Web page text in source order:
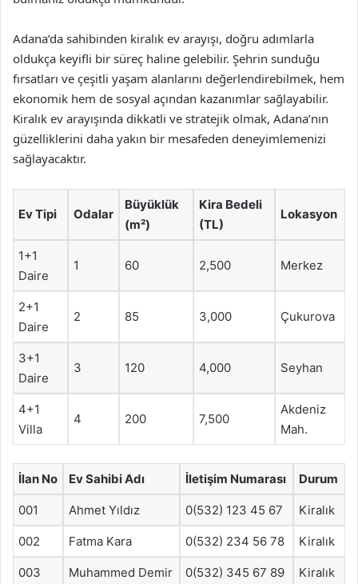
Adana’da sahibinden kiralık ev arayışı, doğru adımlarla
oldukça keyifli bir süreç haline gelebilir. Şehrin sunduğu
fırsatları ve çeşitli yaşam alanlarını değerlendirebilmek, hem
ekonomik hem de sosyal açından kazanımlar sağlayabilir.
Kiralık ev arayışında dikkatli ve stratejik olmak, Adana’nın
güzelliklerini daha yakın bir mesafeden deneyimlemenizi
sağlayacaktır.
Ev Tipi Odalar
Büyüklük
(m²)
Kira Bedeli
(TL)
Lokasyon
1+1
Daire
1 60 2,500 Merkez
2+1
Daire
2 85 3,000 Çukurova
3+1
Daire
3 120 4,000 Seyhan
4+1
Villa
4 200 7,500
Akdeniz
Mah.
İlan No Ev Sahibi Adı İletişim Numarası Durum
001 Ahmet Yıldız 0(532) 123 45 67 Kiralık
002 Fatma Kara 0(532) 234 56 78 Kiralık
003 Muhammed Demir 0(532) 345 67 89 Kiralık